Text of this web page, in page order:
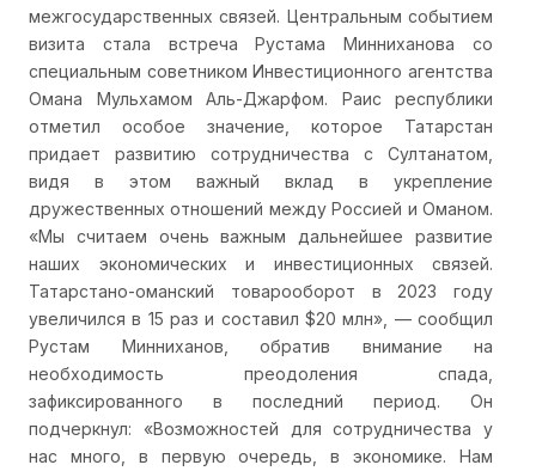
межгосударственных связей. Центральным событием
визита стала встреча Рустама Минниханова со
специальным советником Инвестиционного агентства
Омана Мульхамом Аль-Джарфом. Раис республики
отметил особое значение, которое Татарстан
придает развитию сотрудничества с Султанатом,
видя в этом важный вклад в укрепление
дружественных отношений между Россией и Оманом.
«Мы считаем очень важным дальнейшее развитие
наших экономических и инвестиционных связей.
Татарстано-оманский товарооборот в 2023 году
увеличился в 15 раз и составил $20 млн», — сообщил
Рустам Минниханов, обратив внимание на
необходимость преодоления спада,
зафиксированного в последний период. Он
подчеркнул: «Возможностей для сотрудничества у
нас много, в первую очередь, в экономике. Нам